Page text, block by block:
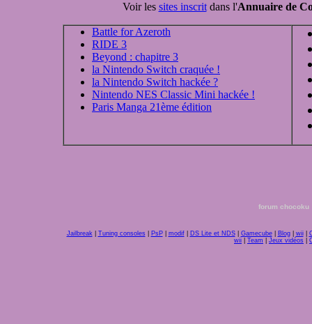
Voir les sites inscritdans l'Annuaire de
Battle for Azeroth
RIDE 3
Beyond : chapitre 3
la Nintendo Switch craquée !
la Nintendo Switch hackée ?
Nintendo NES Classic Mini hackée !
Paris Manga 21ème édition
forum chocoku
Jailbreak Tuning consoles PsP| modif| DS Lite et NDS| Gamecube| Blog| wii|
wii
Team Jeux vidéos